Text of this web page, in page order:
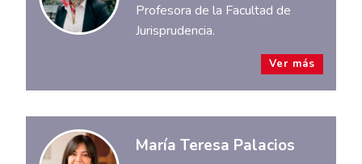
Profesora de la Facultad de
Jurisprudencia.
Ver más
María Teresa Palacios